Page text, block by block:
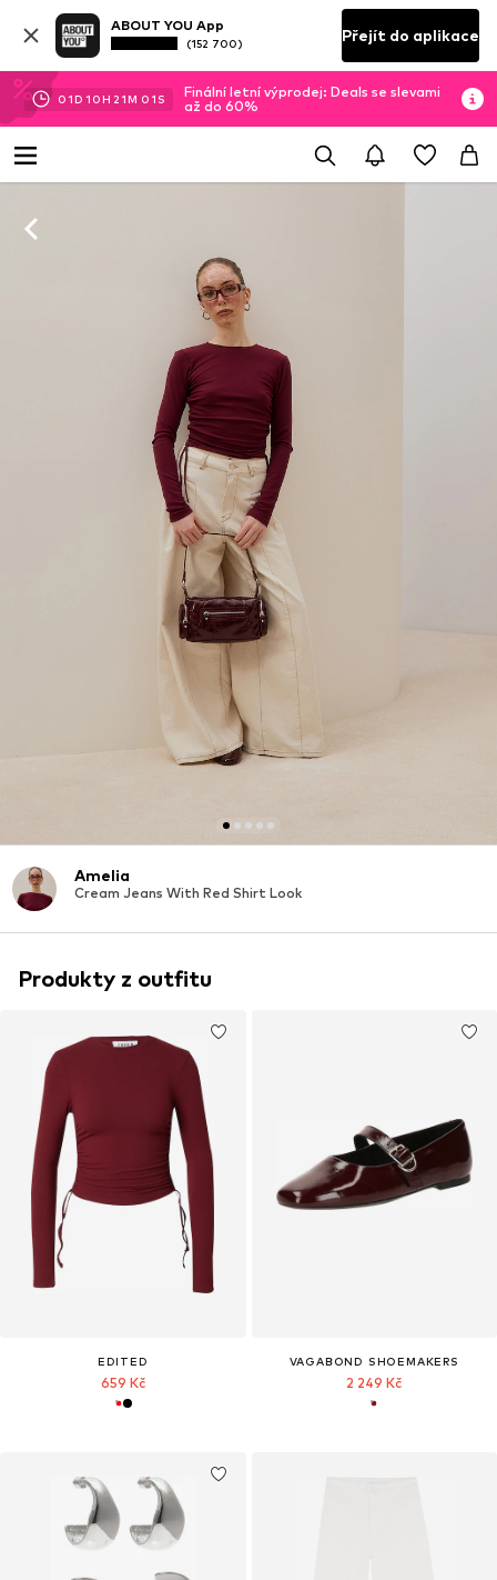
ABOUT YOU App
(152 700) Přejít do aplikace
01D 10H 21M 00S
Finální letní výprodej: Deals se slevami
až do 60%
Amelia
Cream Jeans With Red Shirt Look
Produkty z outfitu
EDITED
659 Kč
VAGABOND SHOEMAKERS
2 249 Kč